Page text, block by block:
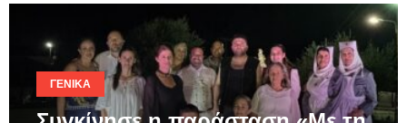
ΓΕΝΙΚΆ